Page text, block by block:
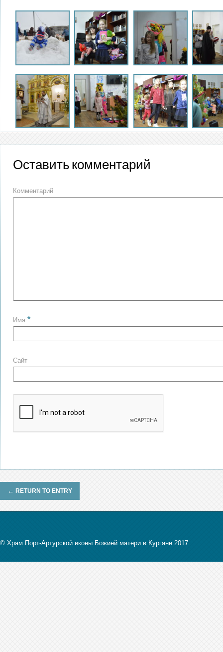
Оставить комментарий
Комментарий
Имя *
Сайт
← RETURN TO ENTRY
© Храм Порт-Артурской иконы Божией матери в Кургане 2017